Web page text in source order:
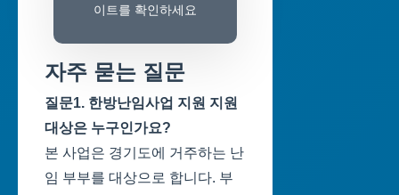
이트를 확인하세요
자주 묻는 질문
질문1. 한방난임사업 지원 지원
대상은 누구인가요?
본 사업은 경기도에 거주하는 난
임 부부를 대상으로 합니다. 부